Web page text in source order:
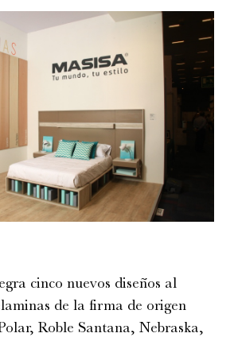
cinco nuevos diseños al
de la firma de origen
Roble Santana, Nebraska,